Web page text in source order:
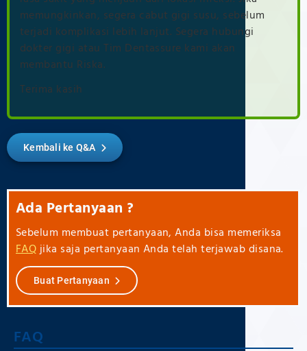
memungkinkan, segera cabut gigi susu, sebelum
terjadi komplikasi lebih lanjut. Segera hubungi
dokter gigi atau Tim Dentassure kami akan
membantu Riska.
Terima kasih
Kembali ke Q&A
Ada Pertanyaan ?
Sebelum membuat pertanyaan, Anda bisa memeriksa
FAQjika saja pertanyaan Anda telah terjawab disana.
Buat Pertanyaan
FAQ